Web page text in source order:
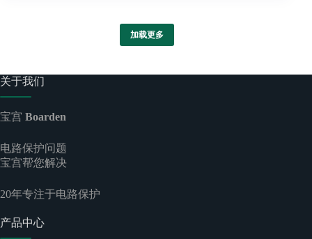
加载更多
关于我们
宝宫 Boarden
电路保护问题
宝宫帮您解决
20年专注于电路保护
产品中心